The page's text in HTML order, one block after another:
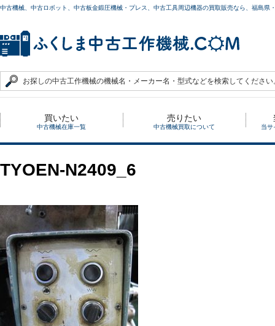
中古機械、中古ロボット、中古板金鍛圧機械・プレス、中古工具周辺機器の買取販売なら、福島
買いたい
中古機械在庫一覧
売りたい
中古機械買取について 当サ
TYOEN-N2409_6